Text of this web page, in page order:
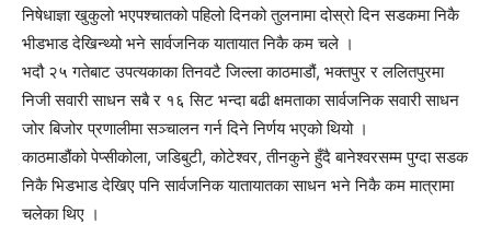
निषेधाज्ञा खुकुलो भएपश्चातको पहिलो दिनको तुलनामा दोस्रो दिन सडकमा निकै
भीडभाड देखिन्थ्यो भने सार्वजनिक यातायात निकै कम चले ।
भदौ २५ गतेबाट उपत्यकाका तिनवटै जिल्ला काठमाडौं, भक्तपुर र ललितपुरमा
निजी सवारी साधन सबै र १६ सिट भन्दा बढी क्षमताका सार्वजनिक सवारी साधन
जोर बिजोर प्रणालीमा सञ्चालन गर्न दिने निर्णय भएको थियो ।
काठमाडौंको पेप्सीकोला, जडिबुटी, कोटेश्वर, तीनकुने हुँदै बानेश्वरसम्म पुग्दा सडक
निकै भिडभाड देखिए पनि सार्वजनिक यातायातका साधन भने निकै कम मात्रामा
चलेका थिए ।